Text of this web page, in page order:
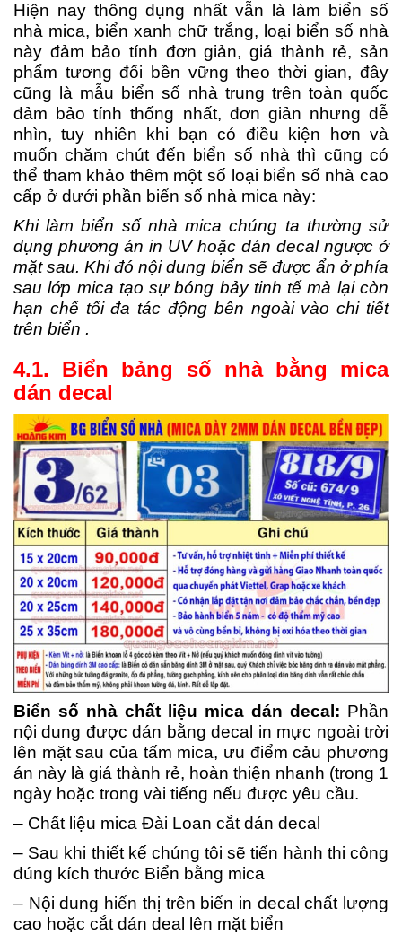
Hiện nay thông dụng nhất vẫn là làm biển số
nhà mica, biển xanh chữ trắng, loại biển số nhà
này đảm bảo tính đơn giản, giá thành rẻ, sản
phẩm tương đối bền vững theo thời gian, đây
cũng là mẫu biển số nhà trung trên toàn quốc
đảm bảo tính thống nhất, đơn giản nhưng dễ
nhìn, tuy nhiên khi bạn có điều kiện hơn và
muốn chăm chút đến biển số nhà thì cũng có
thể tham khảo thêm một số loại biển số nhà cao
cấp ở dưới phần biển số nhà mica này:
Khi làm biển số nhà mica chúng ta thường sử
dụng phương án in UV hoặc dán decal ngược ở
mặt sau. Khi đó nội dung biển sẽ được ẩn ở phía
sau lớp mica tạo sự bóng bảy tinh tế mà lại còn
hạn chế tối đa tác động bên ngoài vào chi tiết
trên biển .
4.1. Biển bảng số nhà bằng mica
dán decal
Biển số nhà chất liệu mica dán decal: Phần
nội dung được dán bằng decal in mực ngoài trời
lên mặt sau của tấm mica, ưu điểm cảu phương
án này là giá thành rẻ, hoàn thiện nhanh (trong 1
ngày hoặc trong vài tiếng nếu được yêu cầu.
– Chất liệu mica Đài Loan cắt dán decal
– Sau khi thiết kế chúng tôi sẽ tiến hành thi công
đúng kích thước Biển bằng mica
– Nội dung hiển thị trên biển in decal chất lượng
cao hoặc cắt dán deal lên mặt biển